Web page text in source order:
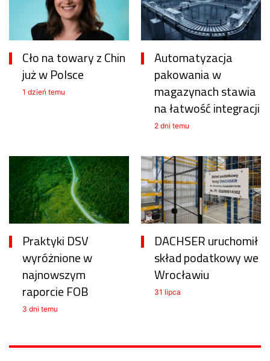
Cło na towary z Chin
już w Polsce
1 dzień temu
Automatyzacja
pakowania w
magazynach stawia
na łatwość integracji
2 dni temu
Praktyki DSV
wyróżnione w
najnowszym
raporcie FOB
3 dni temu
DACHSER uruchomił
skład podatkowy we
Wrocławiu
31 lipca